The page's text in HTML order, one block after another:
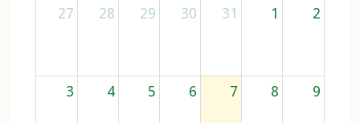
27
28 29 30 31 1 2
3 4 5 6 7 8 9